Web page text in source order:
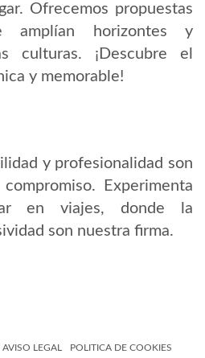
Ofrecemos propuestas
amplían horizontes y
culturas. ¡Descubre el
y memorable!
y profesionalidad son
Experimenta
en viajes, donde la
son nuestra firma.
AVISO LEGAL POLITICA DE COOKIES